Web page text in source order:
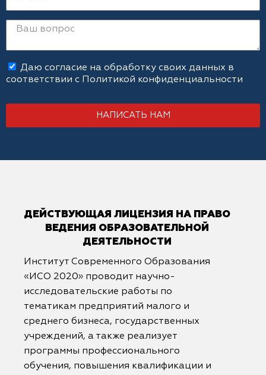
Даю согласие на обработку своих данных в
соответствии с Политикой конфиденциальности
НАПИСАТЬ НАМ
ДЕЙСТВУЮЩАЯ ЛИЦЕНЗИЯ НА ПРАВО
ВЕДЕНИЯ ОБРАЗОВАТЕЛЬНОЙ
ДЕЯТЕЛЬНОСТИ
Институт Современного Образования
«ИСО 2020» проводит научно-
исследовательские работы по
тематикам предприятий малого и
среднего бизнеса, государственных
учреждений, а также реализует
программы профессионального
обучения, повышения квалификации и